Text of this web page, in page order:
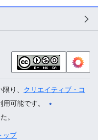
り、 クリエイティブ・コ
可能です。
。
ップ